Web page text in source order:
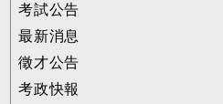
考試公告
最新消息
徵才公告
考政快報